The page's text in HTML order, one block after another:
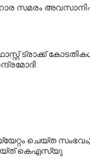
സമരം
ട്രാക്ക്
ചെയ്ത
കെഎസ്‍യു